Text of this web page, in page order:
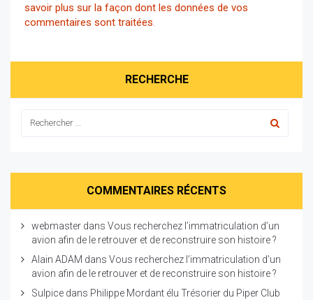
savoir plus sur la façon dont les données de vos
commentaires sont traitées
RECHERCHE
COMMENTAIRES RÉCENTS
webmaster dans Vous recherchez l’immatriculation d’un
avion afin de le retrouver et de reconstruire son histoire ?
Alain ADAM dans Vous recherchez l’immatriculation d’un
avion afin de le retrouver et de reconstruire son histoire ?
Sulpice dans Philippe Mordant élu Trésorier du Piper Club